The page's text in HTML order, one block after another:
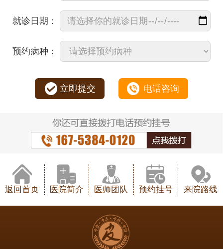
就诊日期：
预约病种：
立即提交 电话咨询
返回首页 医院简介 医师团队 预约挂号 来院路线